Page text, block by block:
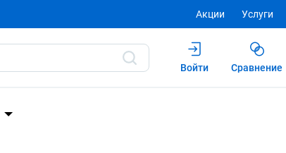
Акции Услуги
Войти
Сравнение